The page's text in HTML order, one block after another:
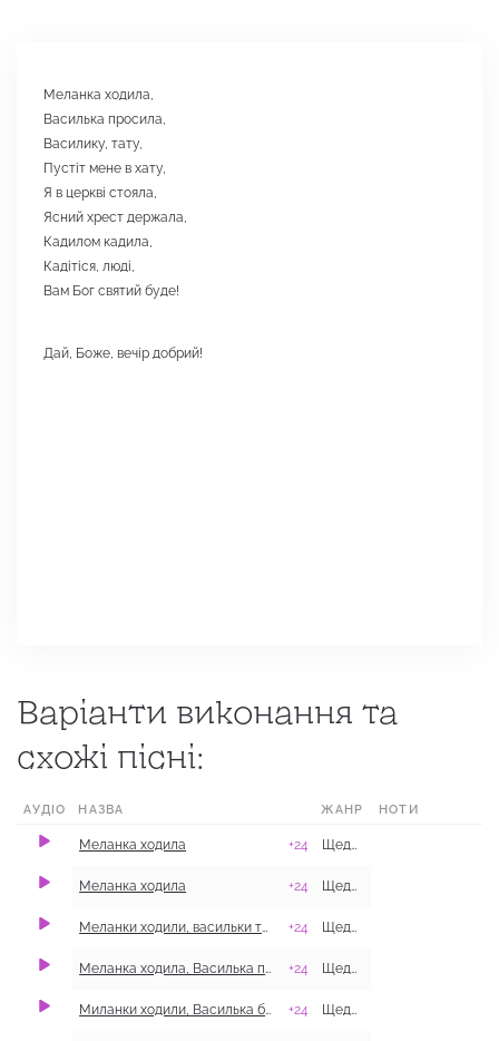
Меланка ходила,
Василька просила,
Василику, тату,
Пустіт мене в хату,
Я в церкві стояла,
Ясний хрест держала,
Кадилом кадила,
Кадітіся, люді,
Вам Бог святий буде!
Дай, Боже, вечір добрий!
Варіанти виконання та
схожі пісні:
АУДІО НАЗВА ЖАНР МІСЦЕ
НОТИ
Меланка ходила +24 Щедрівки
Меланка ходила +24 Щедрівки
Меланки ходили, васильки трусили +24 Щедрівки
Меланка ходила, Василька просила +24 Щедрівки
Миланки ходили, Василька будили +24 Щедрівки